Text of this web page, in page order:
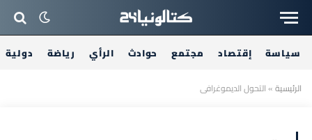
سياسة إقتصاد مجتمع حوادث الرأي رياضة دولية
الرئيسية»التحول الديموغرافي